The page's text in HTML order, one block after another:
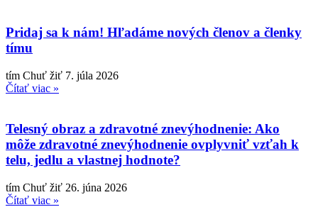
Pridaj sa k nám! Hľadáme nových členov a členky
tímu
tím Chuť žiť 7. júla 2026
Čítať viac »
Telesný obraz a zdravotné znevýhodnenie: Ako
môže zdravotné znevýhodnenie ovplyvniť vzťah k
telu, jedlu a vlastnej hodnote?
tím Chuť žiť 26. júna 2026
Čítať viac »